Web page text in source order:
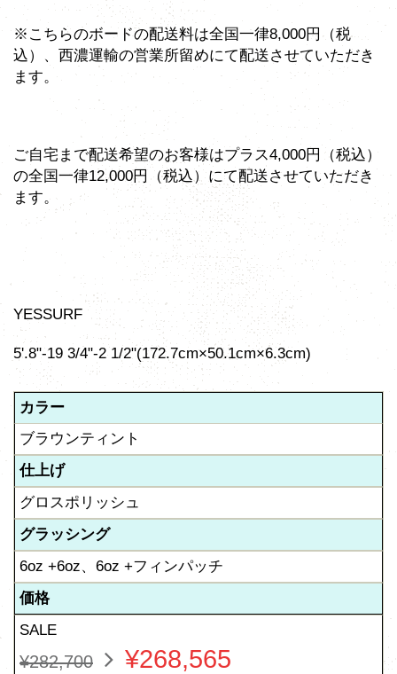
※こちらのボードの配送料は全国一律8,000円（税
込）、西濃運輸の営業所留めにて配送させていただき
ます。
ご自宅まで配送希望のお客様はプラス4,000円（税込）
の全国一律12,000円（税込）にて配送させていただき
ます。
YESSURF
5'.8"-19 3/4"-2 1/2"(172.7cm×50.1cm×6.3cm)
カラー
ブラウンティント
仕上げ
グロスポリッシュ
グラッシング
6oz +6oz、6oz +フィンパッチ
価格
SALE
¥282,700 ¥268,565